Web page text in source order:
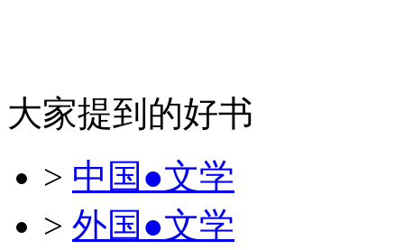
大家提到的好书
> 中国●文学
> 外国●文学